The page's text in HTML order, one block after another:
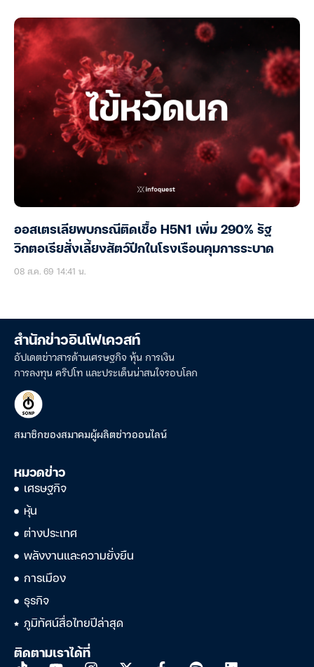
ออสเตรเลียพบกรณีติดเชื้อ H5N1 เพิ่ม 290% รัฐ
วิกตอเรียสั่งเลี้ยงสัตว์ปีกในโรงเรือนคุมการระบาด
08 ส.ค. 69 14:41 น.
สำนักข่าวอินโฟเควสท์
อัปเดตข่าวสารด้านเศรษฐกิจ หุ้น การเงิน
การลงทุน คริปโท และประเด็นน่าสนใจรอบโลก
สมาชิกของสมาคมผู้ผลิตข่าวออนไลน์
หมวดข่าว
เศรษฐกิจ
หุ้น
ต่างประเทศ
พลังงานและความยั่งยืน
การเมือง
ธุรกิจ
ภูมิทัศน์สื่อไทยปีล่าสุด
ติดตามเราได้ที่